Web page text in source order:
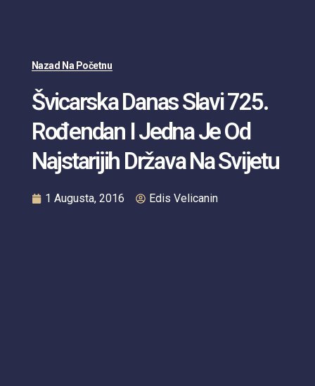
Nazad Na Početnu
Švicarska Danas Slavi 725.
Rođendan I Jedna Je Od
Najstarijih Država Na Svijetu
1 Augusta, 2016 Edis Velicanin